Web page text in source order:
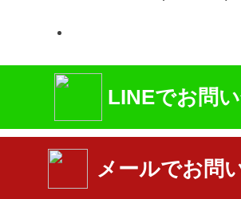
LINEでお問
メールでお問